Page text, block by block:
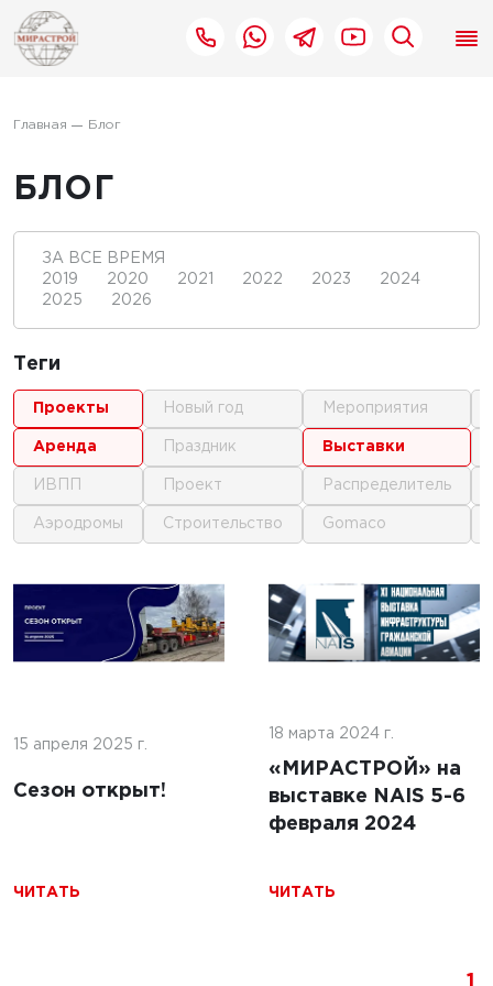
Главная Блог
БЛОГ
15 апреля 2025 г.
Сезон открыт!
ЧИТАТЬ
18 марта 2024 г.
«МИРАСТРОЙ» на
выставке NAIS 5-6
февраля 2024
ЧИТАТЬ
1
16 июня 2025 г.
современные
подходы и
технологии
ЗА ВСЕ ВРЕМЯ
2019
2020 2021 2022 2023
2024
2025
2026
Теги
проекты
аренда
ИВПП
аэродромы
новый год
праздник
проект
строительство
мероприятия
выставки
распределитель
gomaco